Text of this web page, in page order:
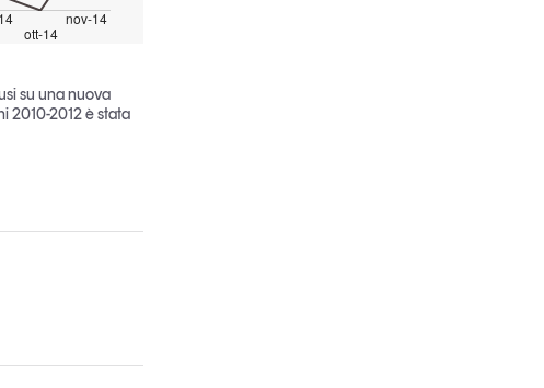
ott-14
nov-14
su una nuova
2010-2012 è stata